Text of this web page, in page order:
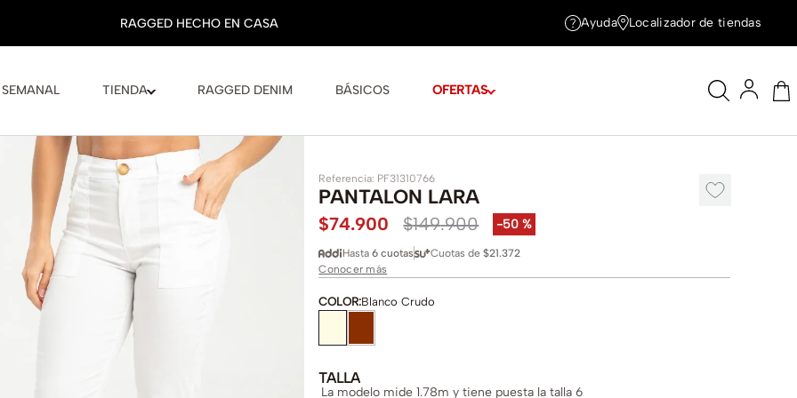
TIENDA RAGGED DENIM BÁSICOS OFERTAS
Ayuda Localizador de tiendas
Referencia: PF31310766
PANTALON LARA
$74.900 $149.900 -50 %
Hasta6 cuotas Cuotas de$21.372
Conocer más
COLOR:Blanco Crudo
TALLA
La modelo mide 1.78m y tiene puesta la talla 6